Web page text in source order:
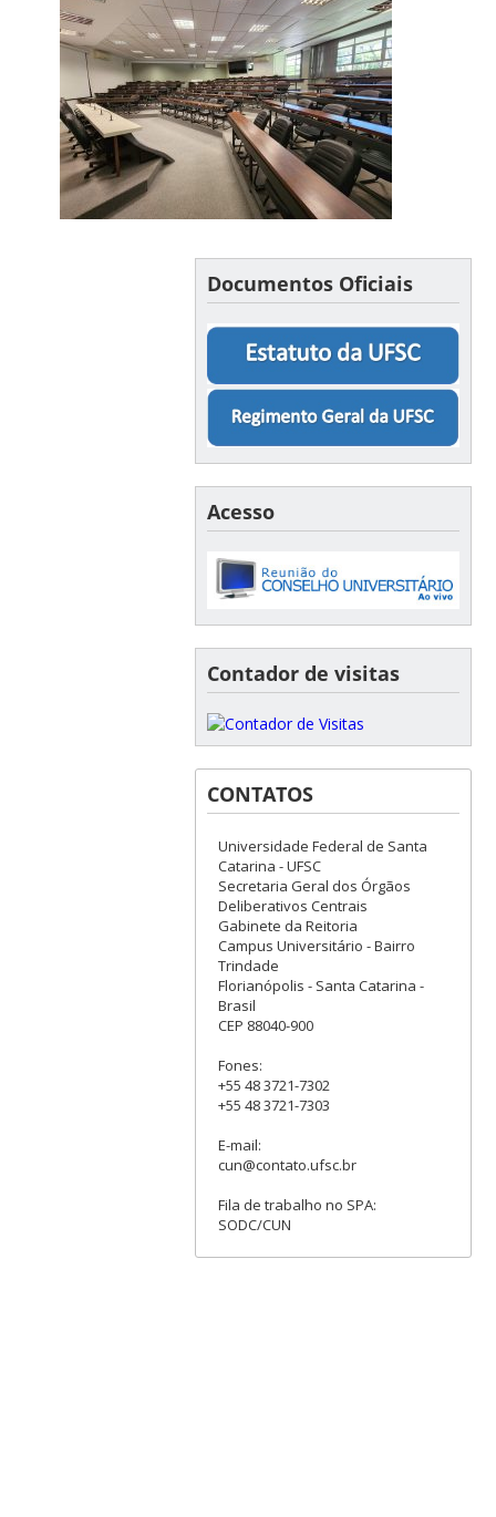
Documentos Oficiais
Acesso
Contador de visitas
CONTATOS
Universidade Federal de Santa
Catarina - UFSC
Secretaria Geral dos Órgãos
Deliberativos Centrais
Gabinete da Reitoria
Campus Universitário - Bairro
Trindade
Florianópolis - Santa Catarina -
Brasil
CEP 88040-900
Fones:
+55 48 3721-7302
+55 48 3721-7303
E-mail:
cun@contato.ufsc.br
Fila de trabalho no SPA:
SODC/CUN